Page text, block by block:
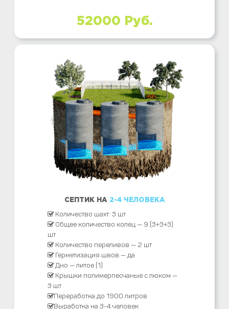
52000 Руб.
СЕПТИК НА 2-4 ЧЕЛОВЕКА
Количество шахт: 3 шт
Общее количество колец — 9 (3+3+3)
шт
Количество переливов — 2 шт
Герметизация швов — да
Дно — литое (1)
Крышки полимерпесчаные с люком —
3 шт
Переработка до 1900 литров
Выработка на 3-4 человек